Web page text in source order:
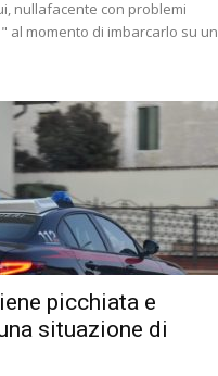
nullafacente con problemi
al momento di imbarcarlo su un
picchiata e
situazione di